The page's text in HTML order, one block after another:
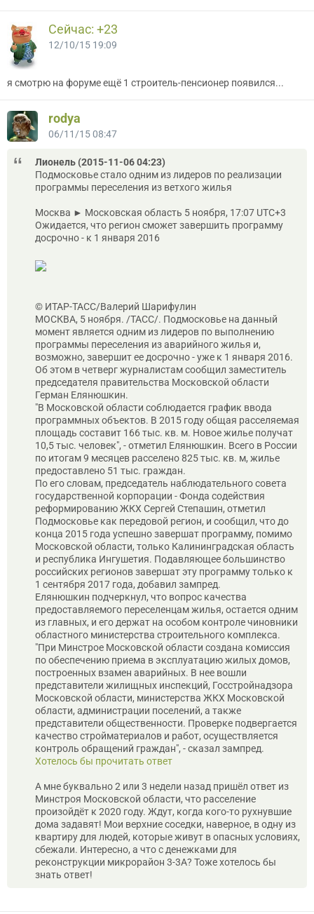
Сейчас: +23
12/10/15 19:09
я смотрю на форуме ещё 1 строитель-пенсионер появился...
rodya
06/11/15 08:47
Лионель (2015-11-06 04:23)
Подмосковье стало одним из лидеров по реализации
программы переселения из ветхого жилья
Москва ► Московская область 5 ноября, 17:07 UTC+3
Ожидается, что регион сможет завершить программу
досрочно - к 1 января 2016
© ИТАР-ТАСС/Валерий Шарифулин
МОСКВА, 5 ноября. /ТАСС/. Подмосковье на данный
момент является одним из лидеров по выполнению
программы переселения из аварийного жилья и,
возможно, завершит ее досрочно - уже к 1 января 2016.
Об этом в четверг журналистам сообщил заместитель
председателя правительства Московской области
Герман Елянюшкин.
"В Московской области соблюдается график ввода
программных объектов. В 2015 году общая расселяемая
площадь составит 166 тыс. кв. м. Новое жилье получат
10,5 тыс. человек", - отметил Елянюшкин. Всего в России
по итогам 9 месяцев расселено 825 тыс. кв. м, жилье
предоставлено 51 тыс. граждан.
По его словам, председатель наблюдательного совета
государственной корпорации - Фонда содействия
реформированию ЖКХ Сергей Степашин, отметил
Подмосковье как передовой регион, и сообщил, что до
конца 2015 года успешно завершат программу, помимо
Московской области, только Калининградская область
и республика Ингушетия. Подавляющее большинство
российских регионов завершат эту программу только к
1 сентября 2017 года, добавил зампред.
Елянюшкин подчеркнул, что вопрос качества
предоставляемого переселенцам жилья, остается одним
из главных, и его держат на особом контроле чиновники
областного министерства строительного комплекса.
"При Минстрое Московской области создана комиссия
по обеспечению приема в эксплуатацию жилых домов,
построенных взамен аварийных. В нее вошли
представители жилищных инспекций, Госстройнадзора
Московской области, министерства ЖКХ Московской
области, администрации поселений, а также
представители общественности. Проверке подвергается
качество стройматериалов и работ, осуществляется
контроль обращений граждан", - сказал зампред.
Хотелось бы прочитать ответ
А мне буквально 2 или 3 недели назад пришёл ответ из
Минстроя Московской области, что расселение
произойдёт к 2020 году. Ждут, когда кого-то рухнувшие
дома задавят! Мои верхние соседки, наверное, в одну из
квартиру для людей, которые живут в опасных условиях,
сбежали. Интересно, а что с денежками для
реконструкции микрорайон 3-3А? Тоже хотелось бы
знать ответ!